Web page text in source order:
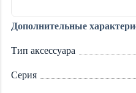
Дополнительные
Тип аксессуара
Серия